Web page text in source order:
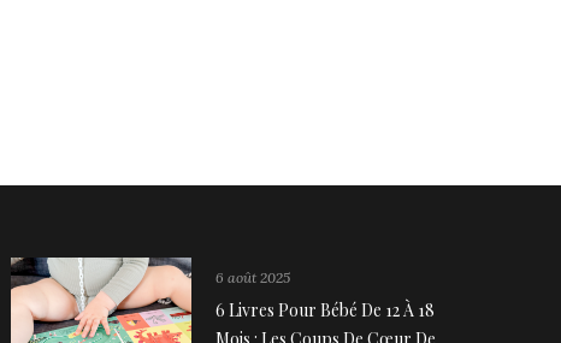
6 août 2025
6 Livres Pour Bébé De 12 À 18